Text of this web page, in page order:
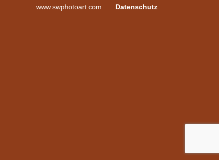
www.swphotoart.com
Datenschutz